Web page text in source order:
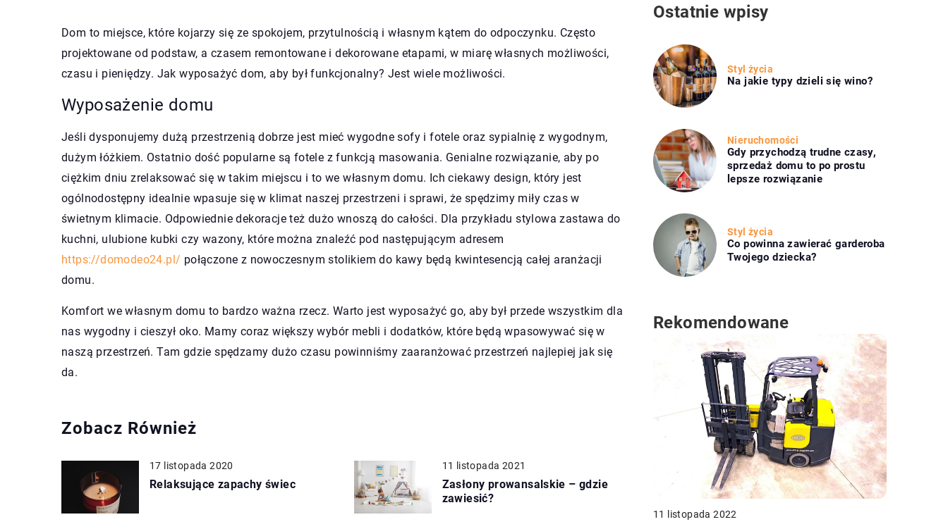
Dom to miejsce, które kojarzy się ze spokojem, przytulnością i własnym kątem do odpoczynku. Często
projektowane od podstaw, a czasem remontowane i dekorowane etapami, w miarę własnych możliwości,
czasu i pieniędzy. Jak wyposażyć dom, aby był funkcjonalny? Jest wiele możliwości.
Wyposażenie domu
Jeśli dysponujemy dużą przestrzenią dobrze jest mieć wygodne sofy i fotele oraz sypialnię z wygodnym,
dużym łóżkiem. Ostatnio dość popularne są fotele z funkcją masowania. Genialne rozwiązanie, aby po
ciężkim dniu zrelaksować się w takim miejscu i to we własnym domu. Ich ciekawy design, który jest
ogólnodostępny idealnie wpasuje się w klimat naszej przestrzeni i sprawi, że spędzimy miły czas w
świetnym klimacie. Odpowiednie dekoracje też dużo wnoszą do całości. Dla przykładu stylowa zastawa do
kuchni, ulubione kubki czy wazony, które można znaleźć pod następującym adresem
https://domodeo24.pl/ połączone z nowoczesnym stolikiem do kawy będą kwintesencją całej aranżacji
domu.
Komfort we własnym domu to bardzo ważna rzecz. Warto jest wyposażyć go, aby był przede wszystkim dla
nas wygodny i cieszył oko. Mamy coraz większy wybór mebli i dodatków, które będą wpasowywać się w
naszą przestrzeń. Tam gdzie spędzamy dużo czasu powinniśmy zaaranżować przestrzeń najlepiej jak się
da.
Zobacz Również
17 listopada 2020
Relaksujące zapachy świec
11 listopada 2021
Zasłony prowansalskie – gdzie
zawiesić?
Ostatnie wpisy
Styl życia
Na jakie typy dzieli się wino?
Nieruchomości
Gdy przychodzą trudne czasy,
sprzedaż domu to po prostu
lepsze rozwiązanie
Styl życia
Co powinna zawierać garderoba
Twojego dziecka?
Rekomendowane
11 listopada 2022